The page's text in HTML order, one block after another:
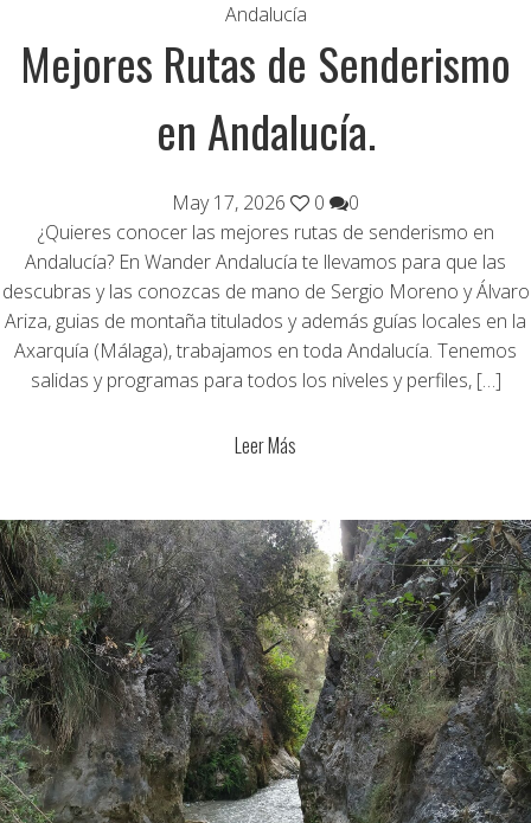
Andalucía
Mejores Rutas de Senderismo
en Andalucía.
May 17, 2026 0
0
¿Quieres conocer las mejores rutas de senderismo en
Andalucía? En Wander Andalucía te llevamos para que las
descubras y las conozcas de mano de Sergio Moreno y Álvaro
Ariza, guias de montaña titulados y además guías locales en la
Axarquía (Málaga), trabajamos en toda Andalucía. Tenemos
salidas y programas para todos los niveles y perfiles, […]
Leer Más